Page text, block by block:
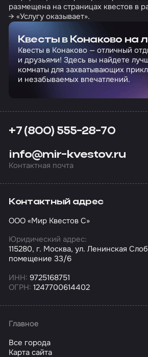
размещена на страницах квестов в
→ «Услугу оказывает».
Квесты в Конаково на
Квесты в Конаково — отличный
и друзьями! Здесь вы найдете
комнаты для захватывающих
и незабываемых впечатлений.
+7 (800) 555-28-70
info@mir-kvestov.ru
Контактная почта
Контактный адрес
ООО «Мир Квестов С»
Юридический адрес:
115280, г. Москва, ул. Ленинская
помещение 33/6
ИНН: 9725168751
ОГРН: 1247700614402
Главное
Все города
Карта сайта